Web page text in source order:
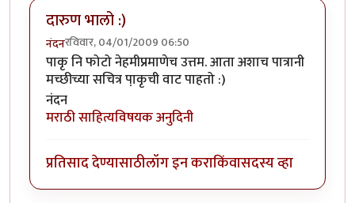
दारुण भालो :)
नंदनरविवार, 04/01/2009 06:50
पाकृ नि फोटो नेहमीप्रमाणेच उत्तम. आता अशाच पात्रानी
मच्छीच्या सचित्र पा़कृची वाट पाहतो :)
नंदन
मराठी साहित्यविषयक अनुदिनी
प्रतिसाद देण्यासाठीलॉग इन कराकिंवासदस्य व्हा